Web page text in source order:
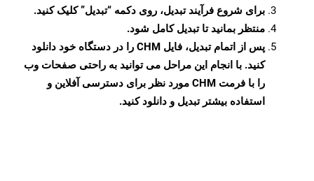
برای شروع فرآیند تبدیل، روی دکمه “تبدیل” کلیک کنید.
منتظر بمانید تا تبدیل کامل شود.
پس از اتمام تبدیل، فایل CHM را در دستگاه خود دانلود
کنید. با انجام این مراحل می توانید به راحتی صفحات وب
را با فرمت CHM مورد نظر برای دسترسی آفلاین و
استفاده بیشتر تبدیل و دانلود کنید.